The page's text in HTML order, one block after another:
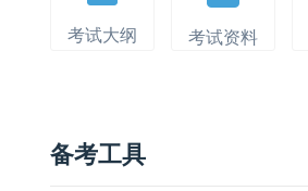
考试大纲 考试资料
备考工具